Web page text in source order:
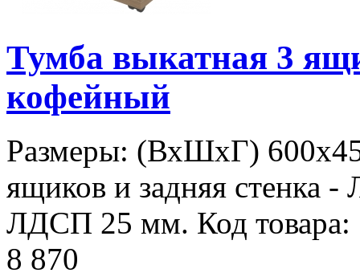
Тумба выкатная 3
кофейный
Размеры: (ВхШхГ)
ящиков и задняя стенка
ЛДСП 25 мм. Код товара:
8 870